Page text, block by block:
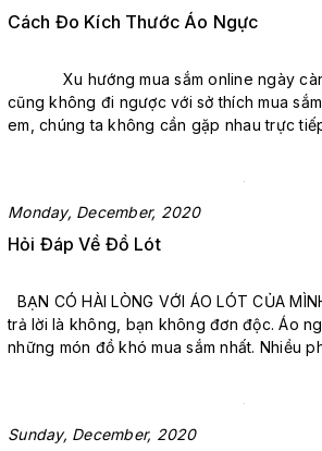
Cách Đo Kích Thước Áo Ngực
cũng không đi ngược với sở thích mua
em, chúng ta không cần gặp nhau trực
Monday, December, 2020
Hỏi Đáp Về Đồ Lót
trả lời là không, bạn không đơn độc. Áo
những món đồ khó mua sắm nhất. Nhiều
Sunday, December, 2020